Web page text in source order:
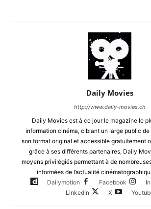
Daily Movies
http://www.daily-movies.ch
Daily Movies est à ce jour le magazine le
information cinéma, ciblant un large public de
son format original et accessible gratuitement
grâce à ses différents partenaires, Daily
moyens privilégiés permettant à de
informées de l’actualité
Dailymotion
Facebook
Linkedin
X